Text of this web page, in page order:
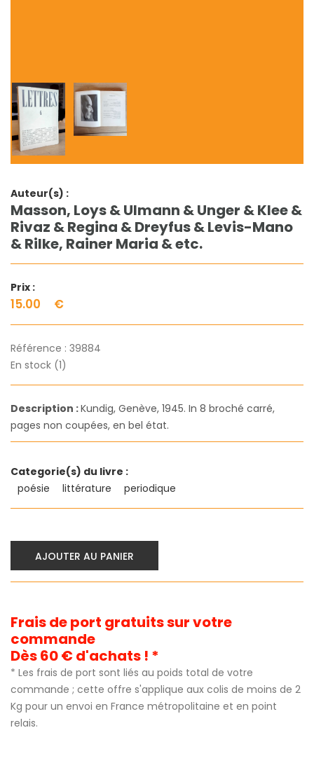
Auteur(s) :
Masson, Loys & Ulmann & Unger & Klee &
Rivaz & Regina & Dreyfus & Levis-Mano
& Rilke, Rainer Maria & etc.
Prix :
15.00 €
Référence : 39884
En stock (1)
Description :Kundig, Genève, 1945. In 8 broché carré,
pages non coupées, en bel état.
Categorie(s) du livre :
poésie
littérature periodique
AJOUTER AU PANIER
Frais de port gratuits sur votre
commande
Dès 60 € d'achats ! *
* Les frais de port sont liés au poids total de votre
commande ; cette offre s'applique aux colis de moins de 2
Kg pour un envoi en France métropolitaine et en point
relais.